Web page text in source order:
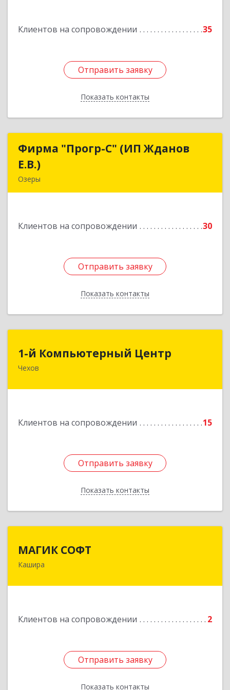
Клиентов на сопровождении 35
Отправить заявку
Показать контакты
Отправить заявку
Назад
Фирма "Прогр-С" (ИП Жданов
Е.В.)
Озеры
Клиентов на сопровождении 30
Отправить заявку
Показать контакты
Фирма "Прогр-С" (ИП Жданов
Подробнее
Отправить заявку
Назад
1-й Компьютерный Центр
Чехов
Клиентов на сопровождении 15
Отправить заявку
Показать контакты
1-й Компьютерный Центр
142306, Московская обл, Чеховский р-н, Чехов
Отправить заявку
Назад
МАГИК СОФТ
Кашира
Клиентов на сопровождении 2
Отправить заявку
Показать контакты
Отправить заявку
Назад